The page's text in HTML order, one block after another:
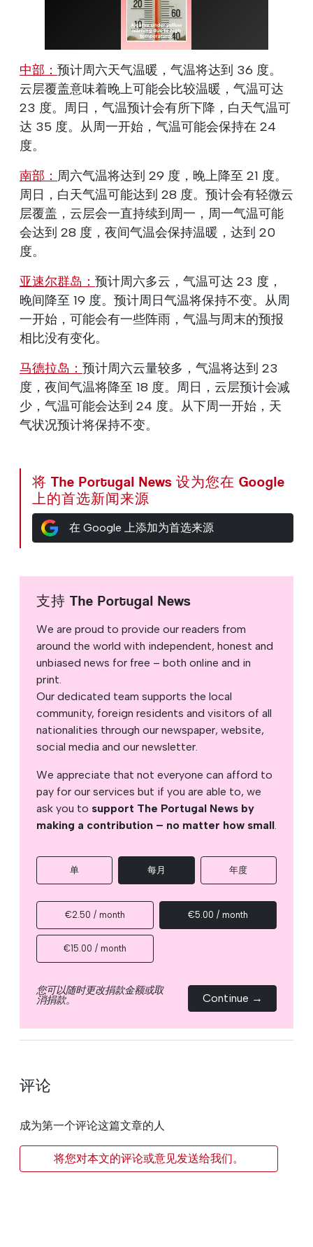
中部： 预计周六天气温暖，气温将达到 36 度。
云层覆盖意味着晚上可能会比较温暖，气温可达
23 度。周日，气温预计会有所下降，白天气温可
达 35 度。从周一开始，气温可能会保持在 24
度。
南部： 周六气温将达到 29 度，晚上降至 21 度。
周日，白天气温可能达到 28 度。预计会有轻微云
层覆盖，云层会一直持续到周一，周一气温可能
会达到 28 度，夜间气温会保持温暖，达到 20
度。
亚速尔群岛： 预计周六多云，气温可达 23 度，
晚间降至 19 度。预计周日气温将保持不变。从周
一开始，可能会有一些阵雨，气温与周末的预报
相比没有变化。
马德拉岛： 预计周六云量较多，气温将达到 23
度，夜间气温将降至 18 度。周日，云层预计会减
少，气温可能会达到 24 度。从下周一开始，天
气状况预计将保持不变。
将 The Portugal News 设为您在 Google
上的首选新闻来源
在 Google 上添加为首选来源
支持 The Portugal News
We are proud to provide our readers from
around the world with independent, honest and
unbiased news for free – both online and in
print.
Our dedicated team supports the local
community, foreign residents and visitors of all
nationalities through our newspaper, website,
social media and our newsletter.
We appreciate that not everyone can afford to
pay for our services but if you are able to, we
ask you to support The Portugal News by
making a contribution – no matter how small.
单 每月 年度
€2.50 / month €5.00 / month
€15.00 / month
您可以随时更改捐款金额或取
消捐款。 Continue →
评论
成为第一个评论这篇文章的人
将您对本文的评论或意见发送给我们。